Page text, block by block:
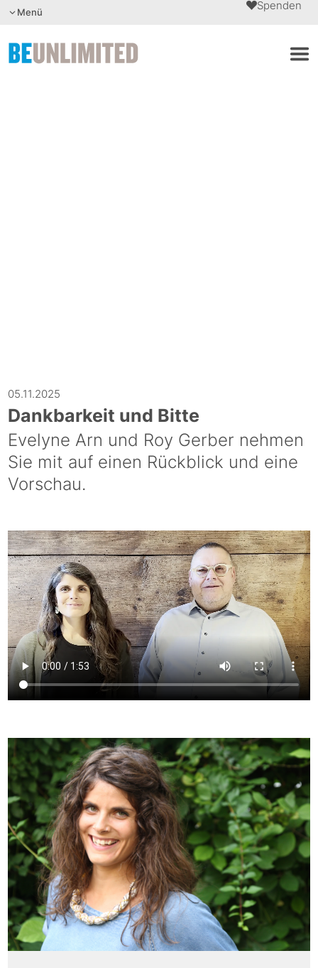
Menü Spenden
05.11.2025
Dankbarkeit und Bitte
Evelyne Arn und Roy Gerber nehmen
Sie mit auf einen Rückblick und eine
Vorschau.